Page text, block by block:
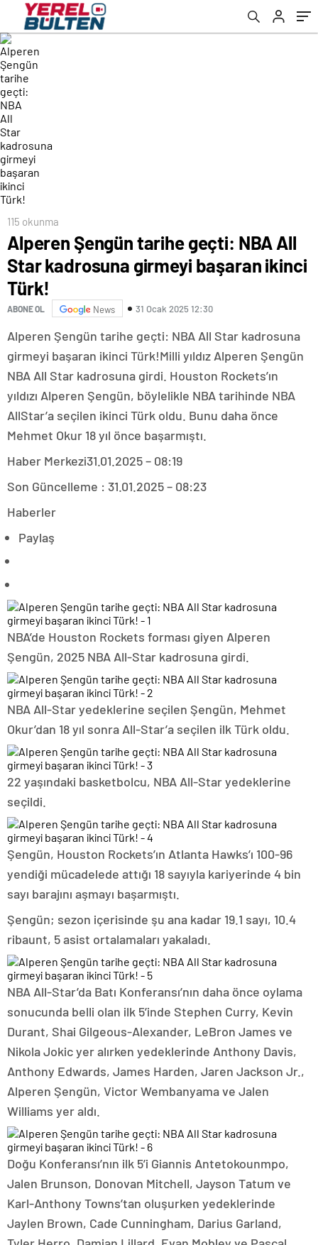
115 okunma
Alperen Şengün tarihe geçti: NBA All
Star kadrosuna girmeyi başaran ikinci
Türk!
ABONE OL News 31 Ocak 2025 12:30
Alperen Şengün tarihe geçti: NBA All Star kadrosuna
girmeyi başaran ikinci Türk!Milli yıldız Alperen Şengün
NBA All Star kadrosuna girdi. Houston Rockets’ın
yıldızı Alperen Şengün, böylelikle NBA tarihinde NBA
AllStar’a seçilen ikinci Türk oldu. Bunu daha önce
Mehmet Okur 18 yıl önce başarmıştı.
Haber Merkezi31.01.2025 – 08:19
Son Güncelleme : 31.01.2025 – 08:23
Haberler
Paylaş
NBA’de Houston Rockets forması giyen Alperen
Şengün, 2025 NBA All-Star kadrosuna girdi.
NBA All-Star yedeklerine seçilen Şengün, Mehmet
Okur’dan 18 yıl sonra All-Star’a seçilen ilk Türk oldu.
22 yaşındaki basketbolcu, NBA All-Star yedeklerine
seçildi.
Şengün, Houston Rockets’ın Atlanta Hawks’ı 100-96
yendiği mücadelede attığı 18 sayıyla kariyerinde 4 bin
sayı barajını aşmayı başarmıştı.
Şengün; sezon içerisinde şu ana kadar 19.1 sayı, 10.4
ribaunt, 5 asist ortalamaları yakaladı.
NBA All-Star’da Batı Konferansı’nın daha önce oylama
sonucunda belli olan ilk 5’inde Stephen Curry, Kevin
Durant, Shai Gilgeous-Alexander, LeBron James ve
Nikola Jokic yer alırken yedeklerinde Anthony Davis,
Anthony Edwards, James Harden, Jaren Jackson Jr.,
Alperen Şengün, Victor Wembanyama ve Jalen
Williams yer aldı.
Doğu Konferansı’nın ilk 5’i Giannis Antetokounmpo,
Jalen Brunson, Donovan Mitchell, Jayson Tatum ve
Karl-Anthony Towns’tan oluşurken yedeklerinde
Jaylen Brown, Cade Cunningham, Darius Garland,